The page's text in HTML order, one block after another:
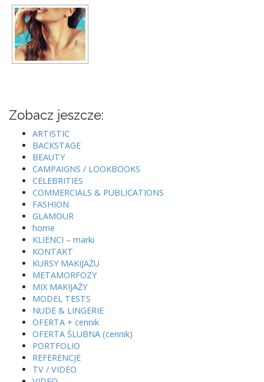
Zobacz jeszcze:
ARTISTIC
BACKSTAGE
BEAUTY
CAMPAIGNS / LOOKBOOKS
CELEBRITIES
COMMERCIALS & PUBLICATIONS
FASHION
GLAMOUR
home
KLIENCI – marki
KONTAKT
KURSY MAKIJAŻU
METAMORFOZY
MIX MAKIJAŻY
MODEL TESTS
NUDE & LINGERIE
OFERTA + cennik
OFERTA ŚLUBNA (cennik)
PORTFOLIO
REFERENCJE
TV / VIDEO